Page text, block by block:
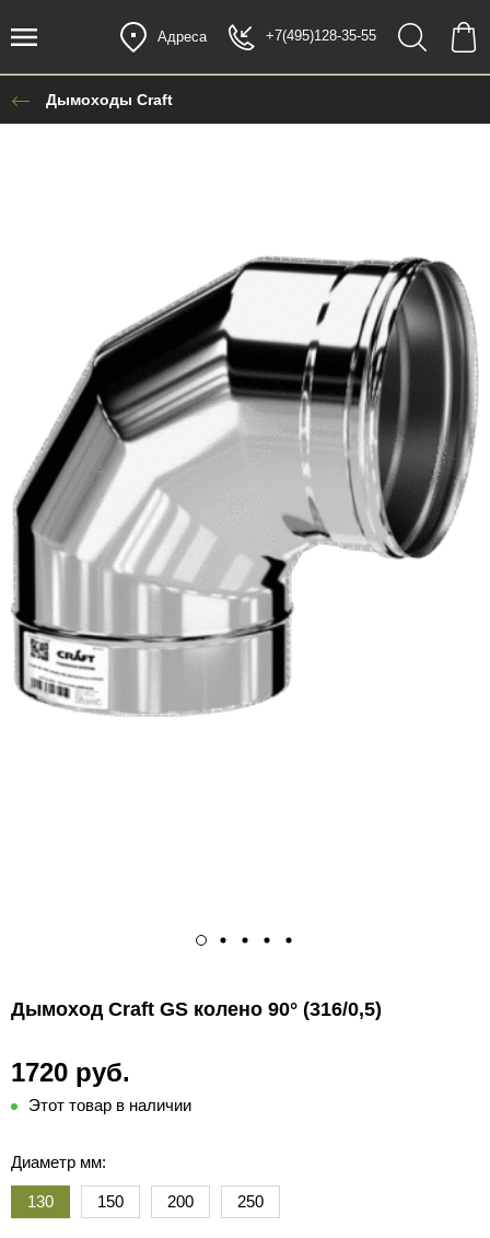
Адреса +7(495)128-35-55
Дымоходы Craft
Дымоход Craft GS колено 90° (316/0,5)
1720 руб.
Этот товар в наличии
Диаметр мм:
130 150 200 250